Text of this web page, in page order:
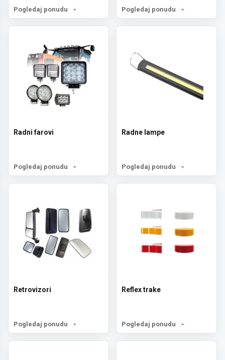
Pogledaj ponudu Pogledaj ponudu
Radni farovi
Pogledaj ponudu
Radne lampe
Pogledaj ponudu
Retrovizori
Pogledaj ponudu
Reflex trake
Pogledaj ponudu